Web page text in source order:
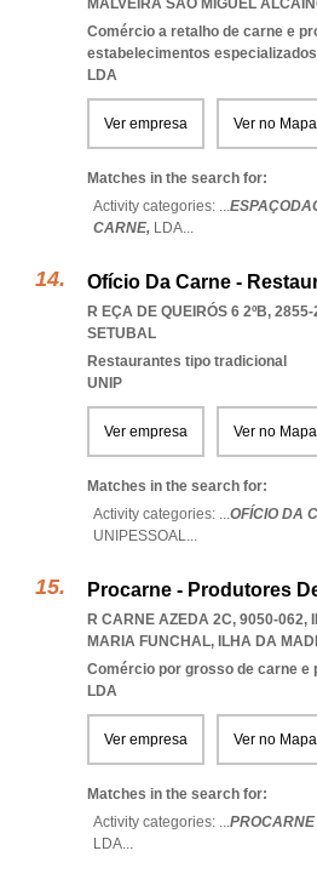
MALVEIRA SAO MIGUEL
Comércio a retalho de carne e
estabelecimentos especializados
LDA
Ver empresa Ver no Mapa
Matches in the search for:
Activity categories: ...
CARNE, LDA...
Ofício Da Carne -
R EÇA DE QUEIRÓS 6 2ºB,
SETUBAL
Restaurantes tipo tradicional
UNIP
Ver empresa Ver no Mapa
Matches in the search for:
Activity categories: ...OFÍCIO DA
UNIPESSOAL...
Procarne - Produtores
R CARNE AZEDA 2C, 9050-062,
MARIA FUNCHAL, ILHA DA
Comércio por grosso de carne e
LDA
Ver empresa Ver no Mapa
Matches in the search for:
Activity categories: ...
LDA...